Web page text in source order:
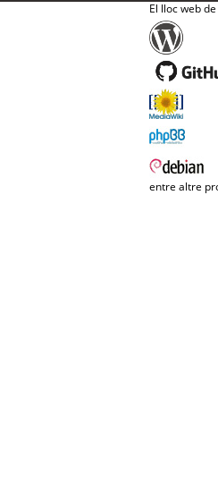
El lloc web
entre altre